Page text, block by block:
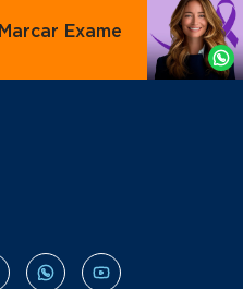
Agende
por
Whatsapp
Marcar Exame